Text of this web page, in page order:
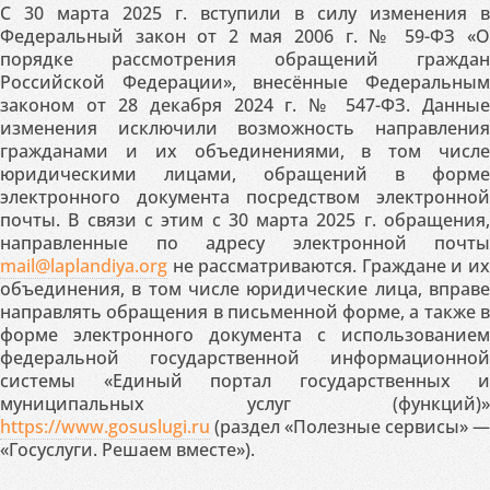
С 30 марта 2025 г. вступили в силу изменения в
Федеральный закон от 2 мая 2006 г. № 59-ФЗ «О
порядке рассмотрения обращений граждан
Российской Федерации», внесённые Федеральным
законом от 28 декабря 2024 г. № 547-ФЗ. Данные
изменения исключили возможность направления
гражданами и их объединениями, в том числе
юридическими лицами, обращений в форме
электронного документа посредством электронной
почты. В связи с этим с 30 марта 2025 г. обращения,
направленные по адресу электронной почты
mail@laplandiya.org не рассматриваются. Граждане и их
объединения, в том числе юридические лица, вправе
направлять обращения в письменной форме, а также в
форме электронного документа с использованием
федеральной государственной информационной
системы «Единый портал государственных и
муниципальных услуг (функций)»
https://www.gosuslugi.ru (раздел «Полезные сервисы» —
«Госуслуги. Решаем вместе»).